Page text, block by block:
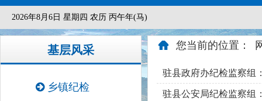
2026年8月6日 星期四 农历 丙午年(马)
基层风采
乡镇纪检
您当前的位置：
驻县政府办纪检监察组
驻县公安局纪检监察组